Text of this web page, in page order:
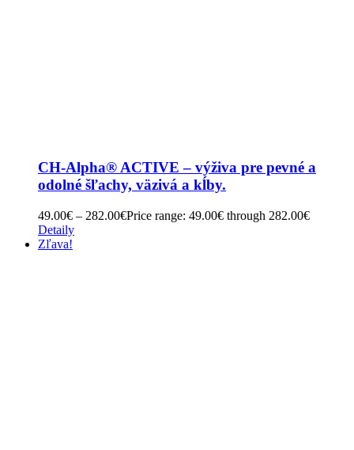
CH-Alpha® ACTIVE – výživa pre pevné a
odolné šľachy, väzivá a kĺby.
49.00€ – 282.00€Price range: 49.00€ through 282.00€
Detaily
Zľava!